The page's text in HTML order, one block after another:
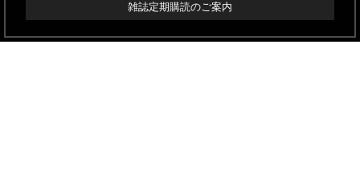
雑誌定期購読のご案内